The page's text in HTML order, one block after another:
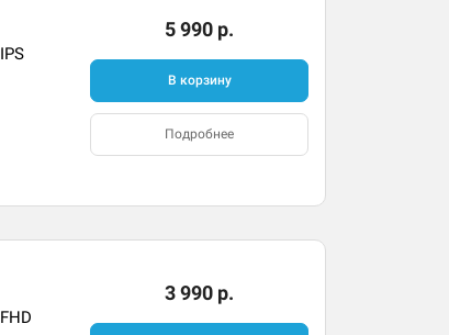
5 990 р.
В корзину
Подробнее
3 990 р.